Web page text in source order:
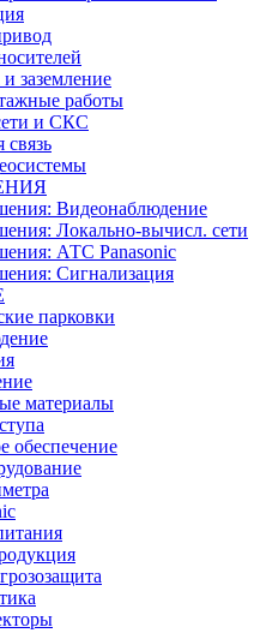
заземление
работы
и СКС
связь
Видеонаблюдение
Локально-вычисл. сети
АТС Panasonic
Сигнализация
парковки
материалы
обеспечение